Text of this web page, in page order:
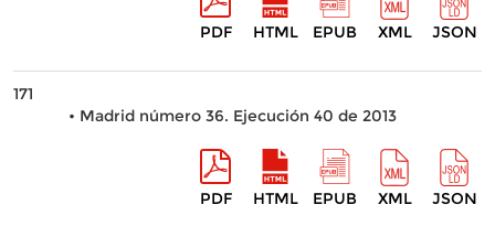
PDF HTML EPUB XML JSON
171
• Madrid número 36. Ejecución 40 de 2013
PDF HTML EPUB XML JSON